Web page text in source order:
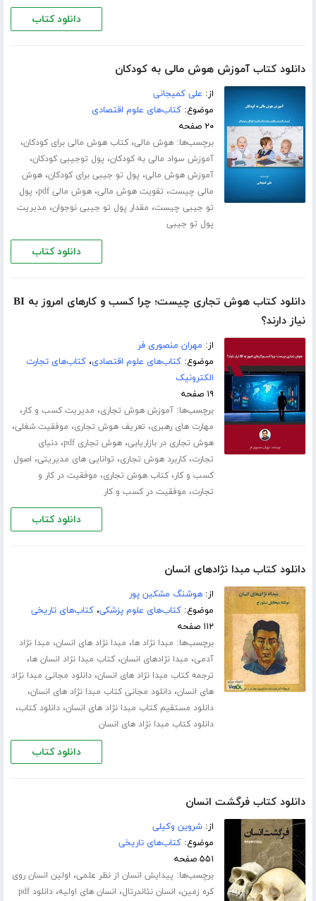
دانلود کتاب
دانلود کتاب آموزش هوش مالی به کودکان
از: علی کمیجانی
موضوع:کتاب‌های علوم اقتصادی
۲۰ صفحه
برچسب‌ها:هوش مالی،کتاب هوش مالی برای کودکان،
آموزش سواد مالی به کودکان، پول توجیبی کودکان،
آموزش هوش مالی، پول تو جیبی برای کودکان،هوش
مالی چیست، تقویت هوش مالی،هوش مالی pdf ، پول
تو جیبی چیست، مقدار پول تو جیبی نوجوان، مدیریت
پول تو جیبی
دانلود کتاب
دانلود کتاب هوش تجاری چیست؛ چرا کسب و‌ کارهای امروز به BI
نیاز دارند؟
از: مهران منصوری فر
موضوع:کتاب‌های علوم اقتصادی،کتاب‌های تجارت
الکترونیک
۱۹ صفحه
برچسب‌ها:آموزش هوش تجاری، مدیریت کسب و کار،
مهارت های رهبری، تعریف هوش تجاری، موفقیت شغلی،
هوش تجاری در بازاریابی،هوش تجاری pdf ،دنیای
تجارت،کاربرد هوش تجاری، توانایی های مدیریتی، اصول
کسب و کار،کتاب هوش تجاری، موفقیت در کار و
تجارت، موفقیت در کسب و کار
دانلود کتاب
دانلود کتاب مبدا نژادهای انسان
از:هوشنگ مشکین پور
موضوع:کتاب‌های علوم پزشکی،کتاب‌های تاریخی
۱۱۲ صفحه
برچسب‌ها: مبدا نژاد ها، مبدا نژاد های انسان، مبدا نژاد
آدمی، مبدا نژادهای انسان،کتاب مبدا نژاد انسان ها،
ترجمه کتاب مبدا نژاد های انسان،دانلود مجانی مبدا نژاد
های انسان،دانلود مجانی کتاب مبدا نژاد های انسان،
دانلود مستقیم کتاب مبدا نژاد های انسان،دانلود کتاب،
دانلود کتاب مبدا نژاد های انسان
دانلود کتاب
دانلود کتاب فرگشت انسان
از:شروین وکیلی
موضوع:کتاب‌های تاریخی
۵۵۱ صفحه
برچسب‌ها: پیدایش انسان از نظر علمی، اولین انسان روی
کره زمین، انسان نئاندرتال، انسان های اولیه،
دانلود pdf